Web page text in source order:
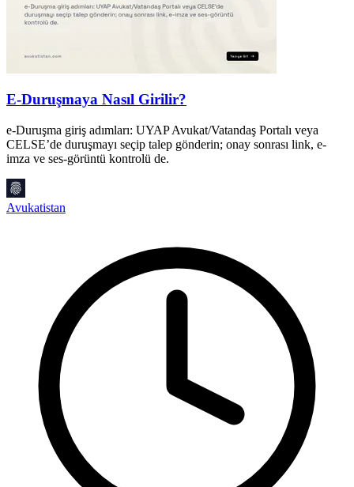
E-Duruşmaya Nasıl Girilir?
e-Duruşma giriş adımları: UYAP Avukat/Vatandaş Portalı veya
CELSE’de duruşmayı seçip talep gönderin; onay sonrası link, e-
imza ve ses-görüntü kontrolü de.
Avukatistan